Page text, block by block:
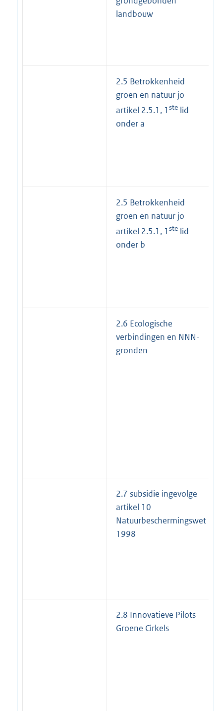
landbouw
2.5 Betrokkenheid
groen en natuur jo
artikel 2.5.1, 1 ste lid
onder a
2.5 Betrokkenheid
groen en natuur jo
artikel 2.5.1, 1 ste lid
onder b
2.6 Ecologische
verbindingen en NNN-
gronden
2.7 subsidie ingevolge
artikel 10
Natuurbeschermingswet
1998
2.8 Innovatieve Pilots
Groene Cirkels